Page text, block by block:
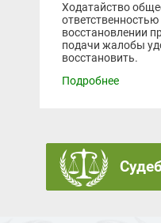
Ходатайство
ответственностью
восстановлении
подачи жалобы
восстановить.
Подробнее